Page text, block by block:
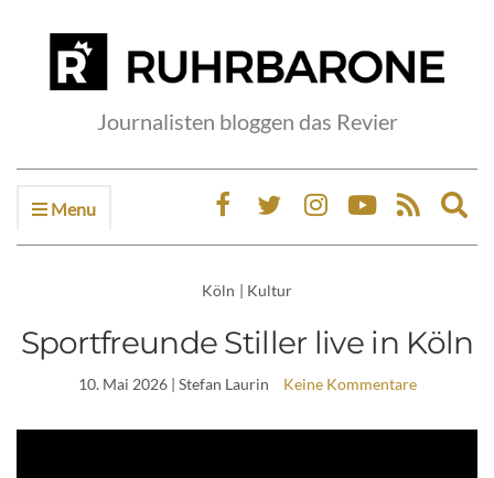
Journalisten bloggen das Revier
Menu
Köln | Kultur
Sportfreunde Stiller live in Köln
10. Mai 2026| Stefan Laurin Keine Kommentare